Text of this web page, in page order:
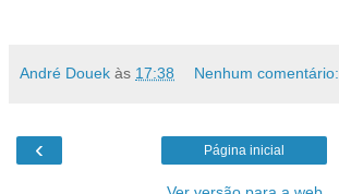
André Douek às 17:38 Nenhum comentário:
‹ Página inicial